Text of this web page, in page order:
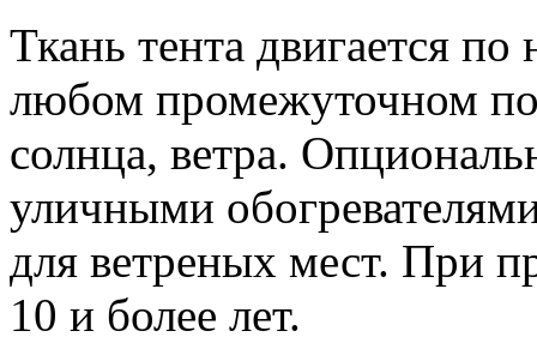
Ткань тента двигается
любом промежуточном
солнца, ветра.
уличными
для ветреных мест. При
10 и более лет.